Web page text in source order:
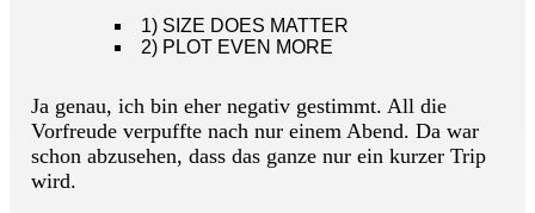
1) SIZE DOES MATTER
2) PLOT EVEN MORE
Ja genau, ich bin eher negativ gestimmt. All die
Vorfreude verpuffte nach nur einem Abend. Da war
schon abzusehen, dass das ganze nur ein kurzer Trip
wird.